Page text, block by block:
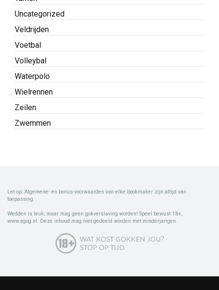
Skieën
Skispringen
Tafeltennis
Tennis
Turnen
Uncategorized
Veldrijden
Voetbal
Volleybal
Zwemmen